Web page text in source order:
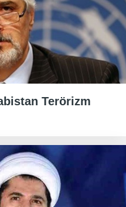
Terörizm